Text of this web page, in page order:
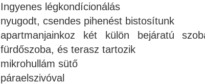
Ingyenes légkondícionálás
nyugodt, csendes pihenést bistosítunk
apartmanjainkoz két külön bejáratú
fürdőszoba, és terasz tartozik
mikrohullám sütő
páraelszivóval